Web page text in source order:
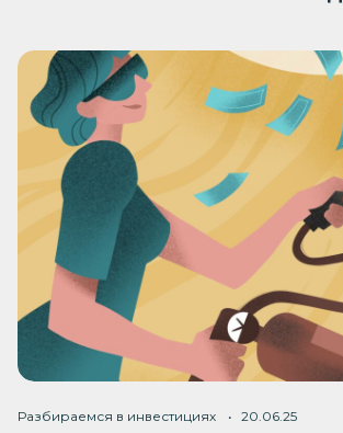
Разбираемся в инвестициях 20.06.25